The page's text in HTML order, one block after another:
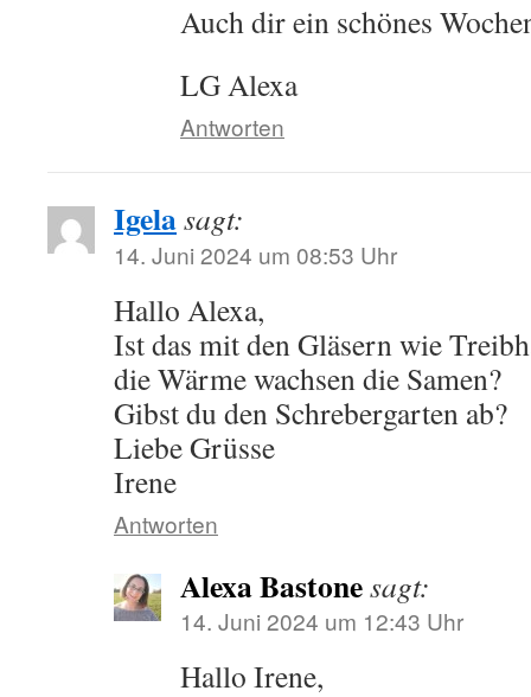
Auch dir ein schönes
LG Alexa
Antworten
Igelasagt:
14. Juni 2024 um 08:53 Uhr
Hallo Alexa,
Ist das mit den Gläsern wie
die Wärme wachsen die Samen?
Gibst du den Schrebergarten ab?
Liebe Grüsse
Irene
Antworten
Alexa Bastonesagt:
14. Juni 2024 um 12:43 Uhr
Hallo Irene,